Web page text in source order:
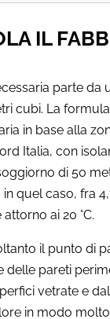
IL
parte da
cubi. La
in base alla
Italia, con
di 50
quel caso, fra
ai 20 °C.
il punto di
delle pareti
vetrate e
in modo